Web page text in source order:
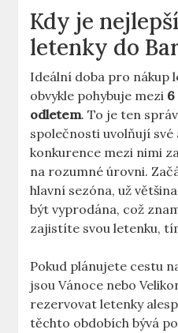
Kdy je
letenky do
Ideální doba pro nákup
obvykle pohybuje mezi 6
odletem. To je ten
společnosti uvolňují své
konkurence mezi nimi
na rozumné úrovni.
hlavní sezóna, už
být vyprodána, což
zajistíte svou letenku,
Pokud plánujete cestu
jsou Vánoce nebo
rezervovat letenky
těchto obdobích bývá